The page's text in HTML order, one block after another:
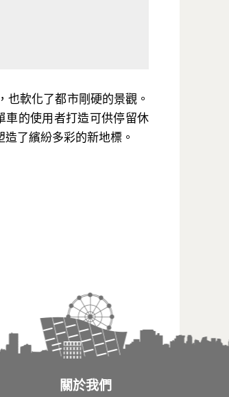
軟化了都市剛硬的景觀。
車的使用者打造可供停留休
了繽紛多彩的新地標。
關於我們